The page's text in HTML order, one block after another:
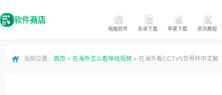
软件商店
电脑软件 安卓下载 苹果下载 资讯教程
当前位置： 首页 > 在海外怎么看咪咕视频 > 在海外看CCTV5世界杯中文解